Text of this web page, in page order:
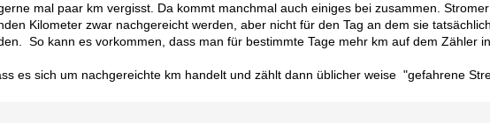
mal paar km vergisst. Da kommt manchmal auch einiges bei zusammen.
Kilometer zwar nachgereicht werden, aber nicht für den Tag an dem sie
So kann es vorkommen, dass man für bestimmte Tage mehr km auf dem Zähler
es sich um nachgereichte km handelt und zählt dann üblicher weise "gefahrene